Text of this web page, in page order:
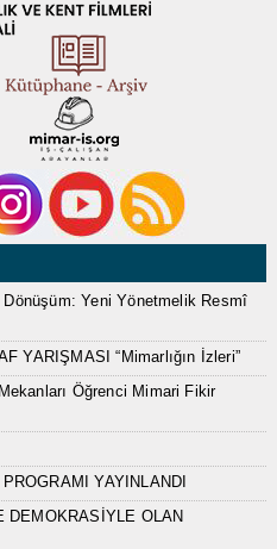
Yeni Yönetmelik Resmî
YARIŞMASI “Mimarlığın İzleri”
Öğrenci Mimari Fikir
YAYINLANDI
DEMOKRASİYLE OLAN